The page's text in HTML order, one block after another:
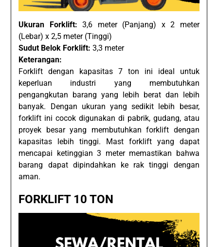
Ukuran Forklift: 3,6 meter (Panjang) x 2 meter
(Lebar) x 2,5 meter (Tinggi)
Sudut Belok Forklift: 3,3 meter
Keterangan:
Forklift dengan kapasitas 7 ton ini ideal untuk
keperluan industri yang membutuhkan
pengangkutan barang yang lebih berat dan lebih
banyak. Dengan ukuran yang sedikit lebih besar,
forklift ini cocok digunakan di pabrik, gudang, atau
proyek besar yang membutuhkan forklift dengan
kapasitas lebih tinggi. Mast forklift yang dapat
mencapai ketinggian 3 meter memastikan bahwa
barang dapat dipindahkan ke rak tinggi dengan
aman.
FORKLIFT 10 TON